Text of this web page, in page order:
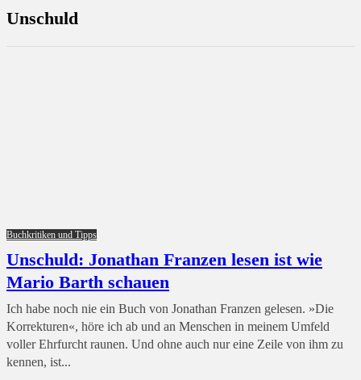
Unschuld
Buchkritiken und Tipps
Unschuld: Jonathan Franzen lesen ist wie
Mario Barth schauen
Ich habe noch nie ein Buch von Jonathan Franzen gelesen. »Die
Korrekturen«, höre ich ab und an Menschen in meinem Umfeld
voller Ehrfurcht raunen. Und ohne auch nur eine Zeile von ihm zu
kennen, ist...